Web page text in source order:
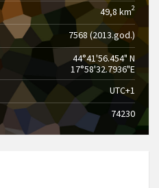
49,8 km2
7568 (2013.god.)
44°41'56.454" N
17°58'32.7936"E
UTC+1
74230